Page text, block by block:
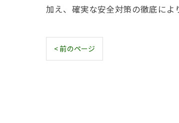
加え、確実な安全対策の徹底によ
< 前のページ